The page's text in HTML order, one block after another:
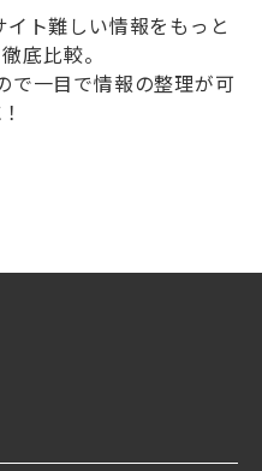
ト難しい情報をもっと
底比較。
で一目で情報の整理が可